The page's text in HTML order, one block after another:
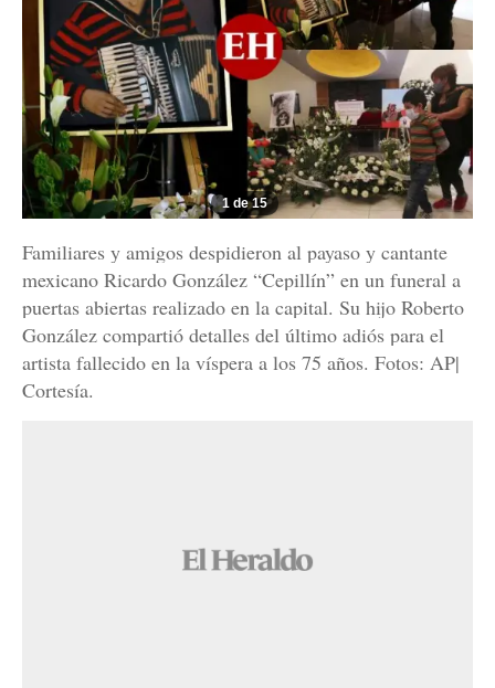
1 de 15
Familiares y amigos despidieron al payaso y cantante
mexicano Ricardo González “Cepillín” en un funeral a
puertas abiertas realizado en la capital. Su hijo Roberto
González compartió detalles del último adiós para el
artista fallecido en la víspera a los 75 años. Fotos: AP|
Cortesía.